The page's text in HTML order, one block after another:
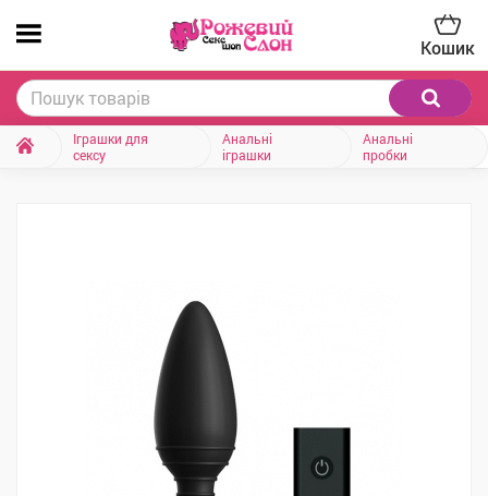
Кошик
Іграшки для
сексу
Анальні
іграшки
Анальні
пробки